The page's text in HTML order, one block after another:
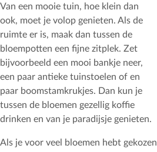
Van een mooie tuin, hoe klein dan
ook, moet je volop genieten. Als de
ruimte er is, maak dan tussen de
bloempotten een fijne zitplek. Zet
bijvoorbeeld een mooi bankje neer,
een paar antieke tuinstoelen of en
paar boomstamkrukjes. Dan kun je
tussen de bloemen gezellig koffie
drinken en van je paradijsje genieten.
Als je voor veel bloemen hebt gekozen